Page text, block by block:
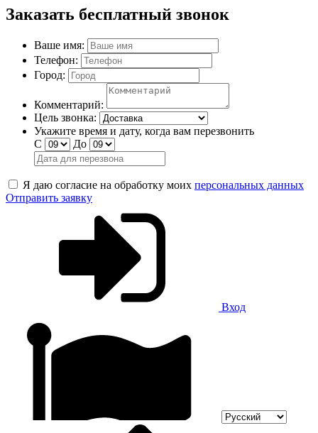
Заказать бесплатный звонок
Ваше имя:
Телефон:
Город:
Комментарий:
Цель звонка:
Укажите время и дату, когда вам перезвонить
С
До
Я даю согласие на обработку моих персональных данных
Отправить заявку
Вход